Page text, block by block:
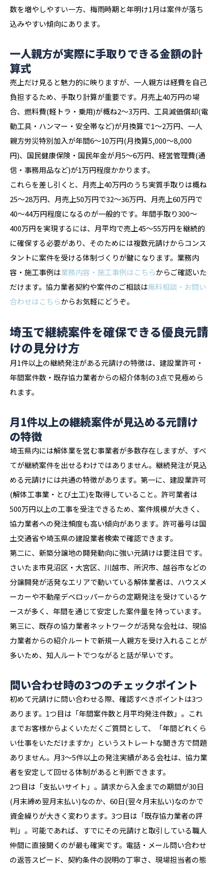
数を増やしやすい一方、梅雨時期と年明け1月は案件が落ち
込みやすい傾向にあります。
一人親方が実際に手取りできる金額の計
算式
売上だけ見ると魅力的に映りますが、一人親方は経費を自己
負担するため、手取り計算が重要です。月売上40万円の場
合、燃料費(軽トラ・乗用)が概ね2〜3万円、工具減価償却(電
動工具・ハンマー・安全帯など)が月換算で1〜2万円、一人
親方労災特別加入が年間6〜10万円(月換算5,000〜8,000
円)、国民健康保険・国民年金が月5〜6万円、経営管理費(通
信・事務用品など)が1万円程度かかります。
これらを差し引くと、月売上40万円のうち実質手取りは概ね
25〜28万円、月売上50万円で32〜36万円、月売上60万円で
40〜44万円程度になるのが一般的です。年間手取り300〜
400万円を実現するには、月平均で売上45〜55万円を継続的
に確保する必要があり、そのためには複数元請けからコンス
タントに案件を受ける体制づくりが鍵になります。業務内
容・施工事例は業務内容・施工事例はこちらからご確認いた
だけます。協力業者契約や案件のご相談は無料相談・お問い
合わせはこちらからお気軽にどうぞ。
埼玉で継続案件を確保できる優良元請
けの見分け方
月1件以上の継続発注がある元請けの特徴は、建設業許可・
年間案件数・既存協力業者からの紹介体制の3点で見極めら
れます。
月1件以上の継続案件が見込める元請け
の特徴
埼玉県内には解体業を営む事業者が多数存在しますが、すべ
てが継続案件を出せるわけではありません。継続発注が見込
める元請けには共通の特徴があります。第一に、建設業許可
(解体工事業・とび土工)を取得していること。許可業者は
500万円以上の工事を受注できるため、案件規模が大きく、
協力業者への発注頻度も高い傾向があります。許可番号は国
土交通省や埼玉県の建設業者検索で確認できます。
第二に、新築分譲地の開発動向に強い元請けは要注目です。
さいたま市見沼区・大宮区、川越市、所沢市、越谷市などの
分譲開発が活発なエリアで動いている解体業者は、ハウスメ
ーカーや不動産デベロッパーからの定期発注を受けているケ
ースが多く、年間を通じて安定した案件量を持っています。
第三に、既存の協力業者ネットワークが活発な会社は、現協
力業者からの紹介ルートで新規一人親方を受け入れることが
多いため、知人ルートでつながると話が早いです。
問い合わせ時の3つのチェックポイント
初めて元請けに問い合わせる際、確認すべきポイントは3つ
あります。1つ目は「年間案件数と月平均発注件数」。これ
までお客様からよくいただくご質問として、「年間どれくら
い仕事をいただけますか」というストレートな聞き方で問題
ありません。月3〜5件以上の発注実績がある会社は、協力業
者を安定して回せる体制があると判断できます。
2つ目は「支払いサイト」。請求から入金までの期間が30日
(月末締め翌月末払い)なのか、60日(翌々月末払い)なのかで
資金繰りが大きく変わります。3つ目は「既存協力業者の評
判」。可能であれば、すでにその元請けと取引している職人
仲間に直接聞くのが最も確実です。電話・メール問い合わせ
の返答スピード、契約条件の説明の丁寧さ、現場担当者の態